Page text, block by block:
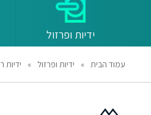
ידיות ופרזול
עמוד הבית » ידיות ופרזול » ידיות